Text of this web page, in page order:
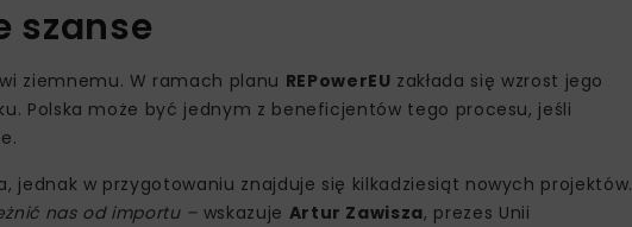
szanse
ziemnemu. W ramach planu REPowerEU zakłada się wzrost jego
Polska może być jednym z beneficjentów tego procesu, jeśli
jednak w przygotowaniu znajduje się kilkadziesiąt nowych projektów.
nas od importu – wskazuje Artur Zawisza, prezes Unii